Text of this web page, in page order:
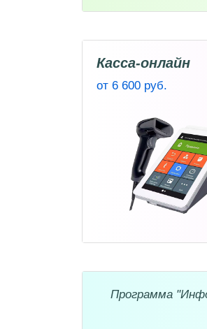
Касса-онлайн
от 6 600 руб.
Программа